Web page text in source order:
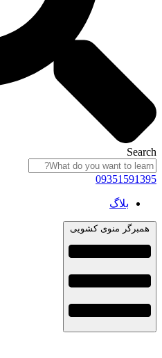
Search
09351591395
بلاگ
همبرگر منوی کشویی